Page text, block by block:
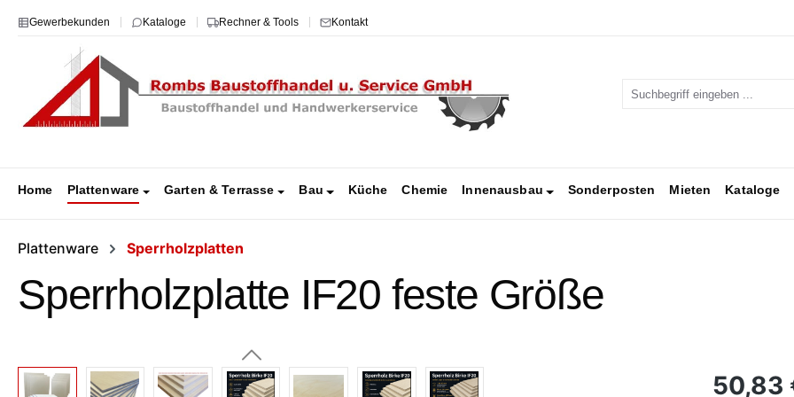
Hauptinhalt springen
Zur Suche springen
Zur Hauptnavigation springen
Gewerbekunden Kataloge Rechner & Tools Kontakt
Home Plattenware Garten & Terrasse Bau Küche Chemie Innenausbau Sonderposten Mieten Kataloge
Plattenware Sperrholzplatten
Sperrholzplatte IF20 feste Größe
Bildergalerie überspringen Regulärer
50,83